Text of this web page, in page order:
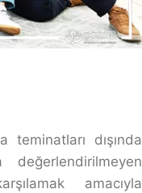
teminatları dışında
amacıyla